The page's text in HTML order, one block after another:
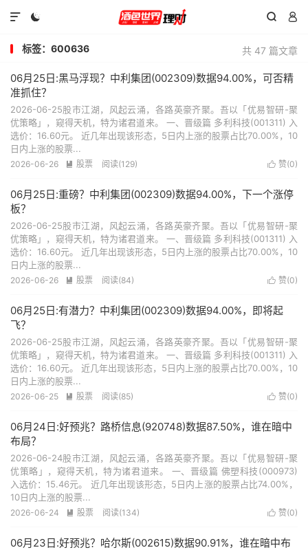
  

共 47 篇文章
标签：600636
06月25日:黑马浮现？中利集团(002309)数据94.00%，可否精
准抓住？
2026-06-25股市江湖，风起云涌，各路英豪齐聚。吾以「优易智研-聚
优策略」，窥得天机，特为诸君道来。 一、晋级篇 多利科技(001311) 入
选价：16.60元。 近几年出现该形态，5日内上涨的股票占比70.00%，10
日内上涨的股票...
 赞(0)
2026-06-26  股票 阅读(129)
06月25日:重磅？中利集团(002309)数据94.00%，下一个涨停
板？
2026-06-25股市江湖，风起云涌，各路英豪齐聚。吾以「优易智研-聚
优策略」，窥得天机，特为诸君道来。 一、晋级篇 多利科技(001311) 入
选价：16.60元。 近几年出现该形态，5日内上涨的股票占比70.00%，10
日内上涨的股票...
 赞(0)
2026-06-26  股票 阅读(84)
06月25日:有潜力？中利集团(002309)数据94.00%，即将起
飞？
2026-06-25股市江湖，风起云涌，各路英豪齐聚。吾以「优易智研-聚
优策略」，窥得天机，特为诸君道来。 一、晋级篇 多利科技(001311) 入
选价：16.60元。 近几年出现该形态，5日内上涨的股票占比70.00%，10
日内上涨的股票...
 赞(0)
2026-06-25  股票 阅读(85)
06月24日:好预兆？路桥信息(920748)数据87.50%，谁在暗中
布局？
2026-06-24股市江湖，风起云涌，各路英豪齐聚。吾以「优易智研-聚
优策略」，窥得天机，特为诸君道来。 一、晋级篇 佛塑科技(000973)
入选价：15.46元。 近几年出现该形态，5日内上涨的股票占比74.00%，
10日内上涨的股票...
 赞(0)
2026-06-24  股票 阅读(134)
06月23日:好预兆？哈尔斯(002615)数据90.91%，谁在暗中布